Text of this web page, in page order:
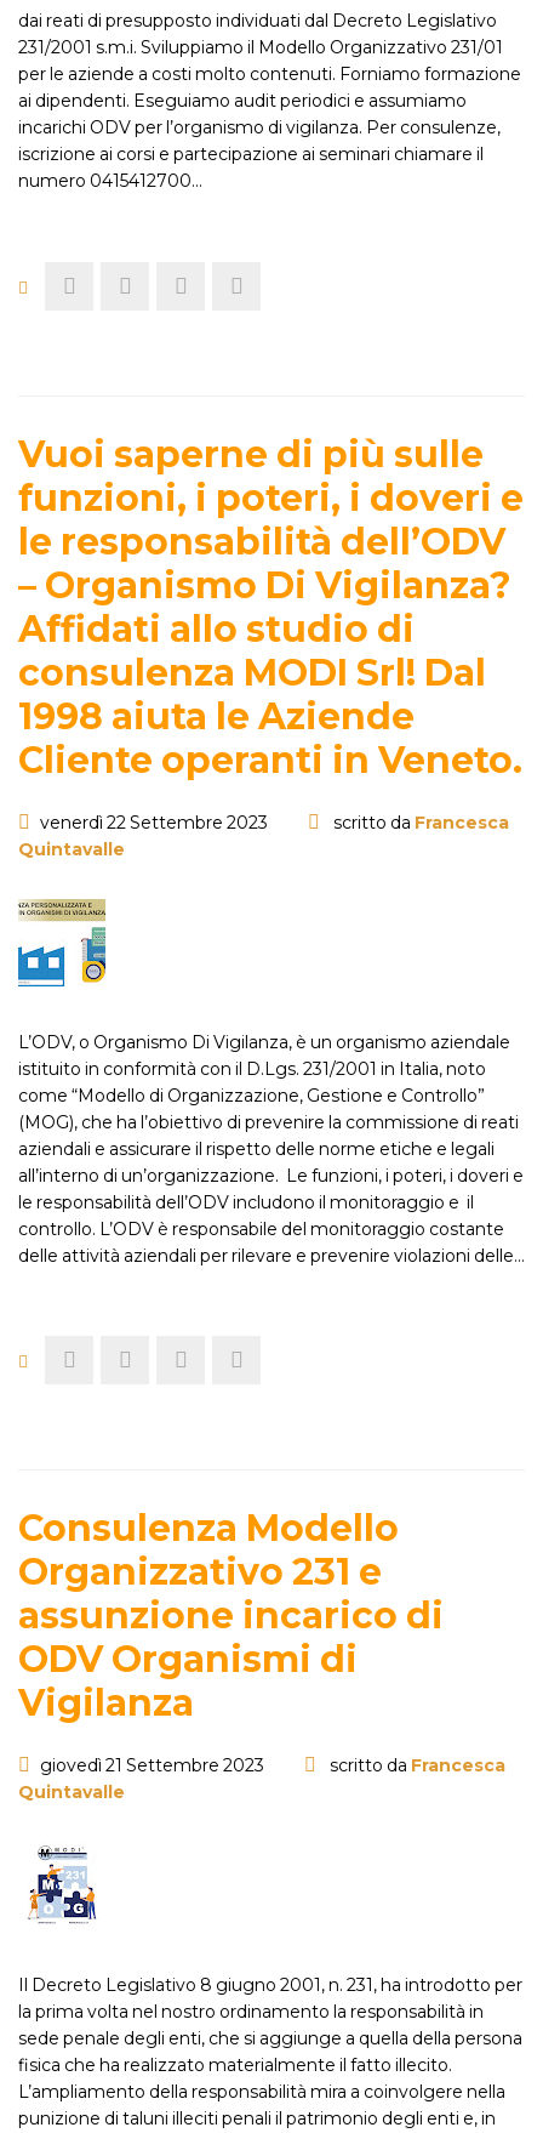
dai reati di presupposto individuati dal Decreto Legislativo
231/2001 s.m.i. Sviluppiamo il Modello Organizzativo 231/01
per le aziende a costi molto contenuti. Forniamo formazione
ai dipendenti. Eseguiamo audit periodici e assumiamo
incarichi ODV per l’organismo di vigilanza. Per consulenze,
iscrizione ai corsi e partecipazione ai seminari chiamare il
numero 0415412700…
Vuoi saperne di più sulle
funzioni, i poteri, i doveri e
le responsabilità dell’ODV
– Organismo Di Vigilanza?
Affidati allo studio di
consulenza MODI Srl! Dal
1998 aiuta le Aziende
Cliente operanti in Veneto.
venerdì 22 Settembre 2023 scritto da Francesca
Quintavalle
L’ODV, o Organismo Di Vigilanza, è un organismo aziendale
istituito in conformità con il D.Lgs. 231/2001 in Italia, noto
come “Modello di Organizzazione, Gestione e Controllo”
(MOG), che ha l’obiettivo di prevenire la commissione di reati
aziendali e assicurare il rispetto delle norme etiche e legali
all’interno di un’organizzazione. Le funzioni, i poteri, i doveri e
le responsabilità dell’ODV includono il monitoraggio e il
controllo. L’ODV è responsabile del monitoraggio costante
delle attività aziendali per rilevare e prevenire violazioni delle…
Consulenza Modello
Organizzativo 231 e
assunzione incarico di
ODV Organismi di
Vigilanza
giovedì 21 Settembre 2023 scritto da Francesca
Quintavalle
Il Decreto Legislativo 8 giugno 2001, n. 231, ha introdotto per
la prima volta nel nostro ordinamento la responsabilità in
sede penale degli enti, che si aggiunge a quella della persona
fisica che ha realizzato materialmente il fatto illecito.
L’ampliamento della responsabilità mira a coinvolgere nella
punizione di taluni illeciti penali il patrimonio degli enti e, in